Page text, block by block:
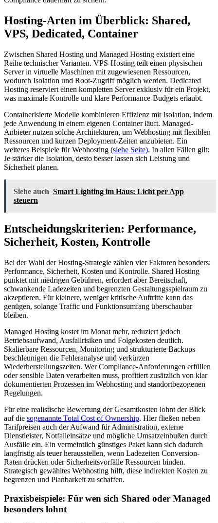
Hosting-Arten im Überblick: Shared,
VPS, Dedicated, Container
Zwischen Shared Hosting und Managed Hosting existiert eine
Reihe technischer Varianten. VPS-Hosting teilt einen physischen
Server in virtuelle Maschinen mit zugewiesenen Ressourcen,
wodurch Isolation und Root-Zugriff möglich werden. Dedicated
Hosting reserviert einen kompletten Server exklusiv für ein Projekt,
was maximale Kontrolle und klare Performance-Budgets erlaubt.
Containerisierte Modelle kombinieren Effizienz mit Isolation, indem
jede Anwendung in einem eigenen Container läuft. Managed-
Anbieter nutzen solche Architekturen, um Webhosting mit flexiblen
Ressourcen und kurzen Deployment-Zeiten anzubieten. Ein
weiteres Beispiele für Webhosting (siehe Seite). In allen Fällen gilt:
Je stärker die Isolation, desto besser lassen sich Leistung und
Sicherheit planen.
Siehe auch Smart Lighting im Haus: Licht per App
steuern
Entscheidungskriterien: Performance,
Sicherheit, Kosten, Kontrolle
Bei der Wahl der Hosting-Strategie zählen vier Faktoren besonders:
Performance, Sicherheit, Kosten und Kontrolle. Shared Hosting
punktet mit niedrigen Gebühren, erfordert aber Bereitschaft,
schwankende Ladezeiten und begrenzten Gestaltungsspielraum zu
akzeptieren. Für kleinere, weniger kritische Auftritte kann das
genügen, solange Traffic und Funktionsumfang überschaubar
bleiben.
Managed Hosting kostet im Monat mehr, reduziert jedoch
Betriebsaufwand, Ausfallrisiken und Folgekosten deutlich.
Skalierbare Ressourcen, Monitoring und strukturierte Backups
beschleunigen die Fehleranalyse und verkürzen
Wiederherstellungszeiten. Wer Compliance-Anforderungen erfüllen
oder sensible Daten verarbeiten muss, profitiert zusätzlich von klar
dokumentierten Prozessen im Webhosting und standortbezogenen
Regelungen.
Für eine realistische Bewertung der Gesamtkosten lohnt der Blick
auf die sogenannte Total Cost of Ownership. Hier fließen neben
Tarifpreisen auch der Aufwand für Administration, externe
Dienstleister, Notfalleinsätze und mögliche Umsatzeinbußen durch
Ausfälle ein. Ein vermeintlich günstiges Paket kann sich dadurch
langfristig als teuer herausstellen, wenn Ladezeiten Conversion-
Raten drücken oder Sicherheitsvorfälle Ressourcen binden.
Strategisch gewähltes Webhosting hilft, diese indirekten Kosten zu
begrenzen und Planbarkeit zu schaffen.
Praxisbeispiele: Für wen sich Shared oder Managed
besonders lohnt